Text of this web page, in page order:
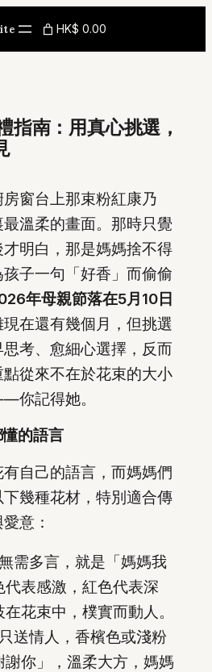
HK$ 0.00
指南：用真心挑選，
窗台上那束粉紅康乃
溫柔的畫面。那時只覺
明白，那是媽媽捨不得
子一句「好香」而偷偷
年母親節落在5月10日
現在還有幾個月，但挑選
考、愈細心選擇，反而
從來不在於花束的大小
你記得她。
的語言
自己的語言，而媽媽們
幾種花材，特別適合傳
意：
多言，就是「媽媽我
代表感激，紅色代表深
花束中，樸實而動人。
情人，香檳色或淺粉
謝你」，溫柔大方，媽媽